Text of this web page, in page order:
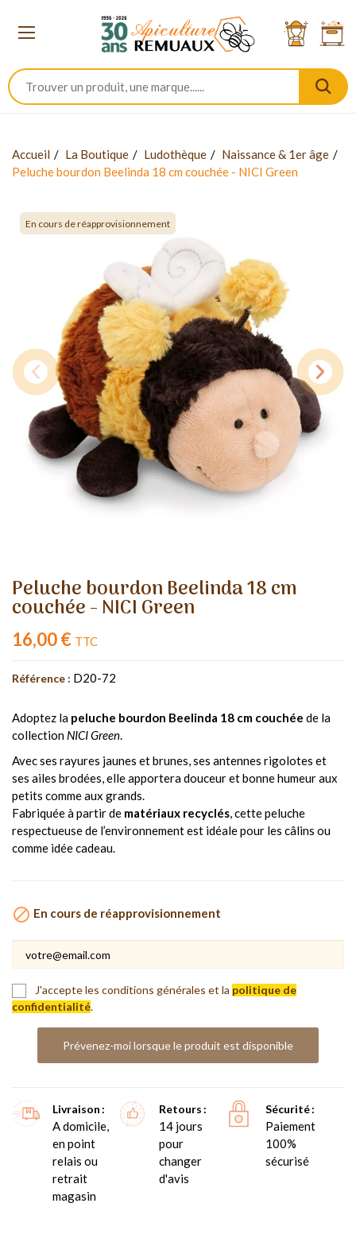
Accueil La Boutique Ludothèque
Naissance & 1er âge
Peluche bourdon Beelinda 18 cm couchée - NICI Green
En cours de réapprovisionnement
Peluche bourdon Beelinda 18 cm
couchée - NICI Green
16,00 € TTC
Référence : D20-72
Adoptez la peluche bourdon Beelinda 18 cm couchée de la
collection NICI Green.
Avec ses rayures jaunes et brunes, ses antennes rigolotes et
ses ailes brodées, elle apportera douceur et bonne humeur aux
petits comme aux grands.
Fabriquée à partir de matériaux recyclés, cette peluche
respectueuse de l’environnement est idéale pour les câlins ou
comme idée cadeau.
 En cours de réapprovisionnement
J'accepte les conditions générales et la politique de
confidentialité.
Prévenez-moi lorsque le produit est disponible
Livraison
A domicile,
en point
relais ou
retrait
magasin
Retours
14 jours
pour
changer
d'avis
Sécurité
Paiement
100%
sécurisé